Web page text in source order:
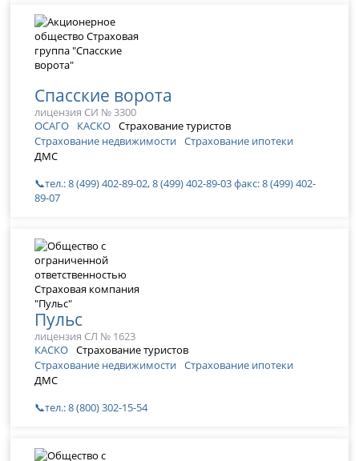
Спасские ворота
лицензия СИ № 3300
ОСАГО
КАСКО Страхование туристов
Страхование недвижимости Страхование ипотеки
ДМС
📞тел.: 8 (499) 402-89-02, 8 (499) 402-89-03 факс: 8 (499) 402-
89-07
Пульс
лицензия СЛ № 1623
КАСКО Страхование туристов
Страхование недвижимости Страхование ипотеки
ДМС
📞тел.: 8 (800) 302-15-54